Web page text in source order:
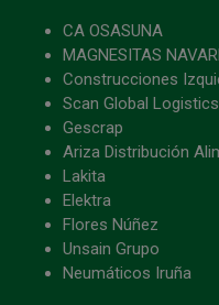
CA OSASUNA
MAGNESITAS
Construcciones
Scan Global Logistics
Gescrap
Ariza Distribución
Lakita
Elektra
Flores Núñez
Unsain Grupo
Neumáticos Iruña